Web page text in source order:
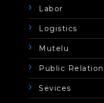
Labor
Logistics
Mutelu
Public
Sevices